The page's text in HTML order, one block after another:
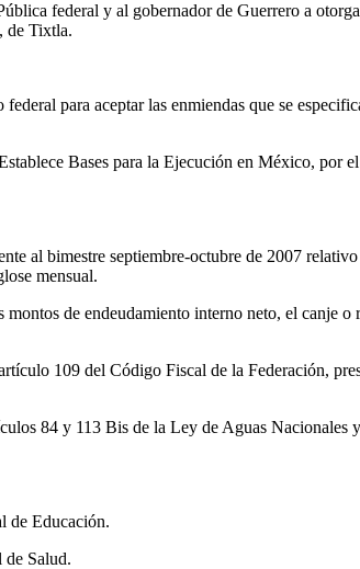
federal y al gobernador de Guerrero a
de Tixtla.
para aceptar las enmiendas que se
Bases para la Ejecución en México, por
al bimestre septiembre-octubre de 2007
mensual.
de endeudamiento interno neto, el canje
109 del Código Fiscal de la Federación,
84 y 113 Bis de la Ley de Aguas
de Educación.
Salud.